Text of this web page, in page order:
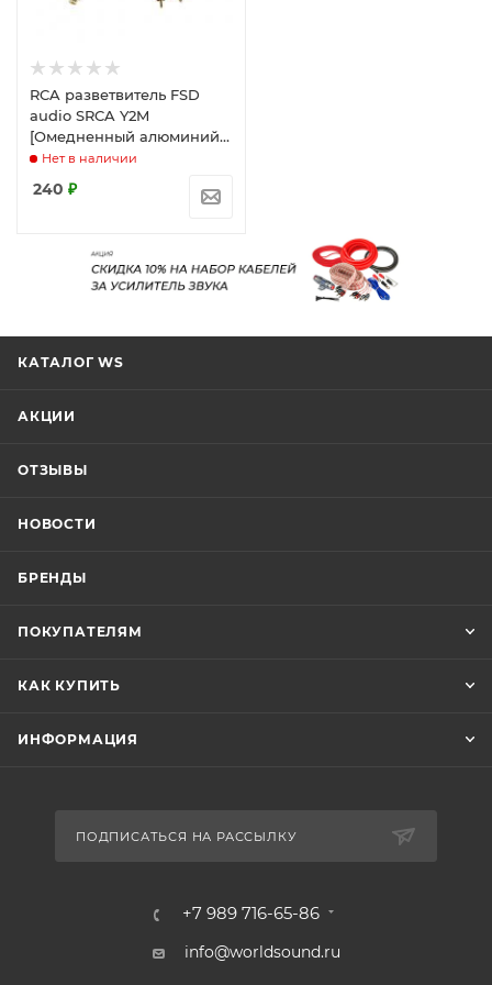
RCA разветвитель FSD
audio SRCA Y2M
[Омедненный алюминий
CCA, 2RCA «П»-1RCA «М»]
Нет в наличии
240 ₽
КАТАЛОГ WS
АКЦИИ
ОТЗЫВЫ
НОВОСТИ
БРЕНДЫ
ПОКУПАТЕЛЯМ
КАК КУПИТЬ
ИНФОРМАЦИЯ
ПОДПИСАТЬСЯ НА РАССЫЛКУ
+7 989 716-65-86
info@worldsound.ru